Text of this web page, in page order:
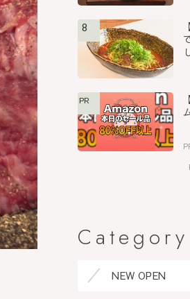
8
PR
Category
NEW OPEN